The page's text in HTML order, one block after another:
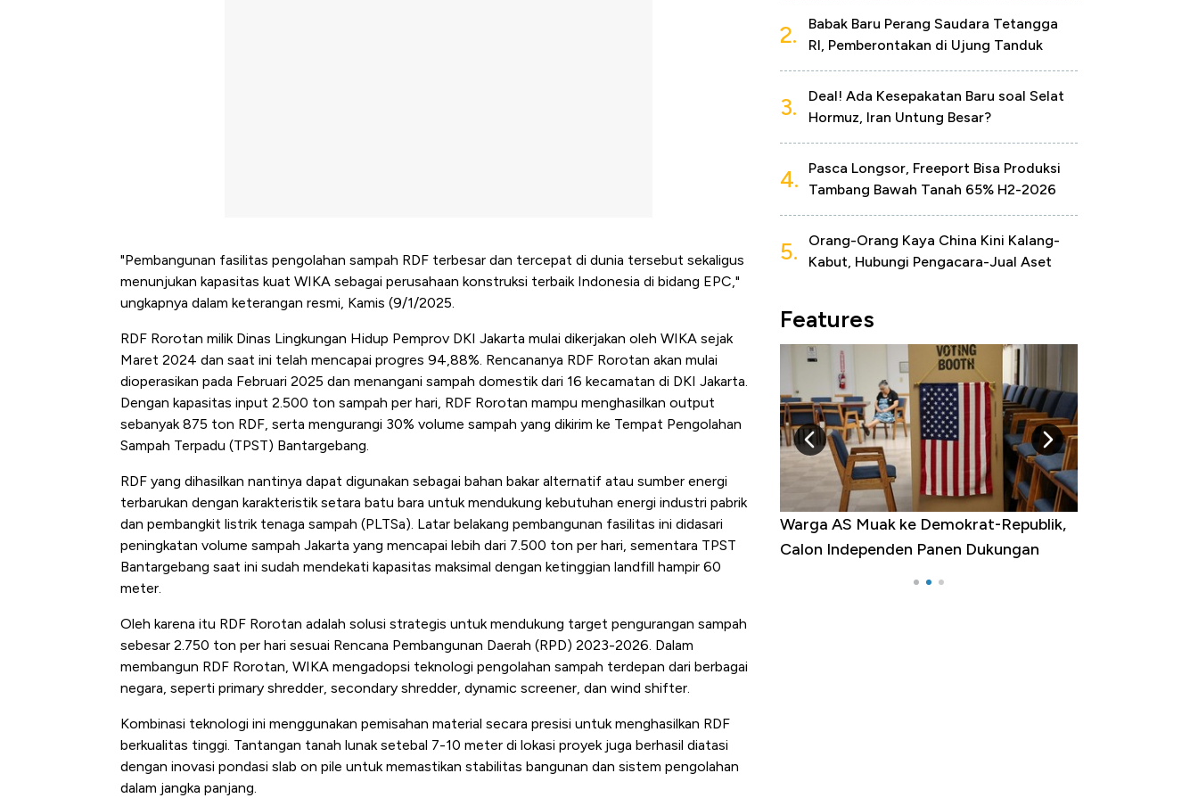
"Pembangunan fasilitas pengolahan sampah RDF terbesar dan tercepat di dunia tersebut sekaligus
menunjukan kapasitas kuat WIKA sebagai perusahaan konstruksi terbaik Indonesia di bidang EPC,"
ungkapnya dalam keterangan resmi, Kamis (9/1/2025.
RDF Rorotan milik Dinas Lingkungan Hidup Pemprov DKI Jakarta mulai dikerjakan oleh WIKA sejak
Maret 2024 dan saat ini telah mencapai progres 94,88%. Rencananya RDF Rorotan akan mulai
dioperasikan pada Februari 2025 dan menangani sampah domestik dari 16 kecamatan di DKI Jakarta.
Dengan kapasitas input 2.500 ton sampah per hari, RDF Rorotan mampu menghasilkan output
sebanyak 875 ton RDF, serta mengurangi 30% volume sampah yang dikirim ke Tempat Pengolahan
Sampah Terpadu (TPST) Bantargebang.
RDF yang dihasilkan nantinya dapat digunakan sebagai bahan bakar alternatif atau sumber energi
terbarukan dengan karakteristik setara batu bara untuk mendukung kebutuhan energi industri pabrik
dan pembangkit listrik tenaga sampah (PLTSa). Latar belakang pembangunan fasilitas ini didasari
peningkatan volume sampah Jakarta yang mencapai lebih dari 7.500 ton per hari, sementara TPST
Bantargebang saat ini sudah mendekati kapasitas maksimal dengan ketinggian landfill hampir 60
meter.
Oleh karena itu RDF Rorotan adalah solusi strategis untuk mendukung target pengurangan sampah
sebesar 2.750 ton per hari sesuai Rencana Pembangunan Daerah (RPD) 2023-2026. Dalam
membangun RDF Rorotan, WIKA mengadopsi teknologi pengolahan sampah terdepan dari berbagai
negara, seperti primary shredder, secondary shredder, dynamic screener, dan wind shifter.
Kombinasi teknologi ini menggunakan pemisahan material secara presisi untuk menghasilkan RDF
berkualitas tinggi. Tantangan tanah lunak setebal 7-10 meter di lokasi proyek juga berhasil diatasi
dengan inovasi pondasi slab on pile untuk memastikan stabilitas bangunan dan sistem pengolahan
dalam jangka panjang.
2.
Babak Baru Perang Saudara Tetangga
RI, Pemberontakan di Ujung Tanduk
3.
Deal! Ada Kesepakatan Baru soal Selat
Hormuz, Iran Untung Besar?
4.
Pasca Longsor, Freeport Bisa Produksi
Tambang Bawah Tanah 65% H2-2026
5.
Orang-Orang Kaya China Kini Kalang-
Kabut, Hubungi Pengacara-Jual Aset
Features
Harga Emas Mengamuk 4% dalam 24
Jam, ke Level Tertinggi 50 Hari!
Warga AS Muak ke Demokrat-Republik,
Calon Independen Panen Dukungan